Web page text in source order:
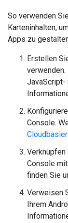
So verwenden
Karteninhalten,
Apps zu
Erstellen
JavaScript-
Console.
Verknüpfen
Console
finden Sie
Verweisen
Ihrem